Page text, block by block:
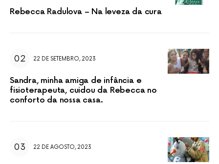
Rebecca Radulova – Na leveza da cura
22 DE SETEMBRO, 2023
Sandra, minha amiga de infância e
fisioterapeuta, cuidou da Rebecca no
conforto da nossa casa.
22 DE AGOSTO, 2023